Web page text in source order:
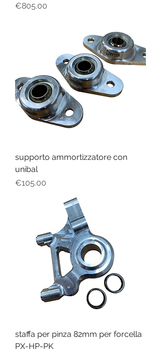
Price
€805.00
supporto ammortizzatore con
unibal
Price
€105.00
staffa per pinza 82mm per forcella
PX-HP-PK